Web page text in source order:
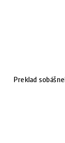
Preklad